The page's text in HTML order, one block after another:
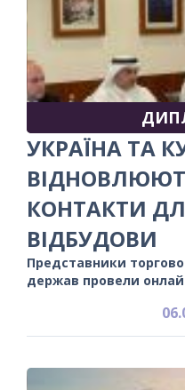
УКРАЇНА ТА
КОНТАКТИ
ВІДБУДОВИ
Представники
держав провели